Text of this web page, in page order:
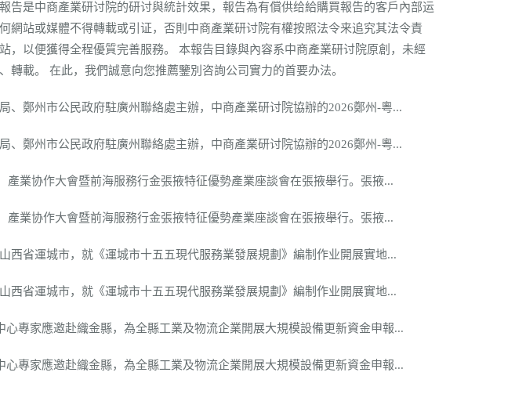
告是中商產業研讨院的研讨與統計效果，報告為有償供给給購買報告的客戶內部运
網站或媒體不得轉載或引证，否則中商產業研讨院有權按照法令来追究其法令責
，以便獲得全程優質完善服務。 本報告目錄與內容系中商產業研讨院原創，未經
轉載。 在此，我們誠意向您推薦鑒別咨詢公司實力的首要办法。
鄭州市公民政府駐廣州聯絡處主辦，中商產業研讨院協辦的2026鄭州-粵...
鄭州市公民政府駐廣州聯絡處主辦，中商產業研讨院協辦的2026鄭州-粵...
协作大會暨前海服務行金張掖特征優勢產業座談會在張掖舉行。張掖...
协作大會暨前海服務行金張掖特征優勢產業座談會在張掖舉行。張掖...
省運城市，就《運城市十五五現代服務業發展規劃》編制作业開展實地...
省運城市，就《運城市十五五現代服務業發展規劃》編制作业開展實地...
家應邀赴織金縣，為全縣工業及物流企業開展大規模設備更新資金申報...
家應邀赴織金縣，為全縣工業及物流企業開展大規模設備更新資金申報...